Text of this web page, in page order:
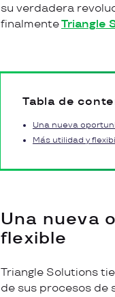
su verdadera
finalmenteTriangle
Tabla de
Una nueva
Más utilidad y
Una nueva
flexible
Triangle Solutions
de sus procesos de